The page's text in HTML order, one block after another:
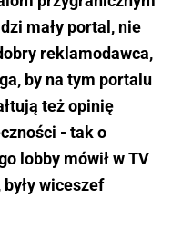
mały portal, nie
reklamodawca,
by na tym portalu
też opinię
- tak o
lobby mówił w TV
wiceszef